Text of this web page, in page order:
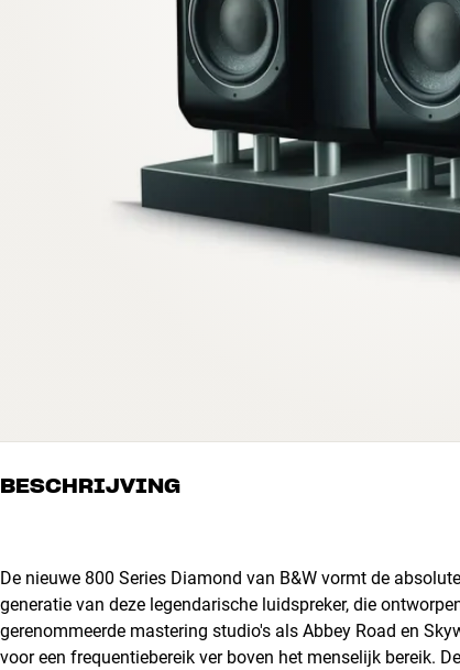
BESCHRIJVING
De nieuwe 800 Series Diamond van B&W vormt de
generatie van deze legendarische luidspreker, die
gerenommeerde mastering studio's als Abbey Road en
voor een frequentiebereik ver boven het menselijk bereik.